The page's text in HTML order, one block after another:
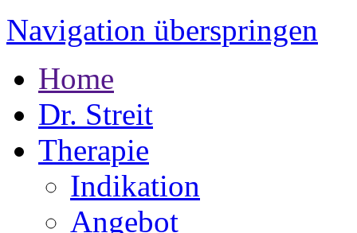
Navigation überspringen
Home
Dr. Streit
Therapie
Indikation
Angebot